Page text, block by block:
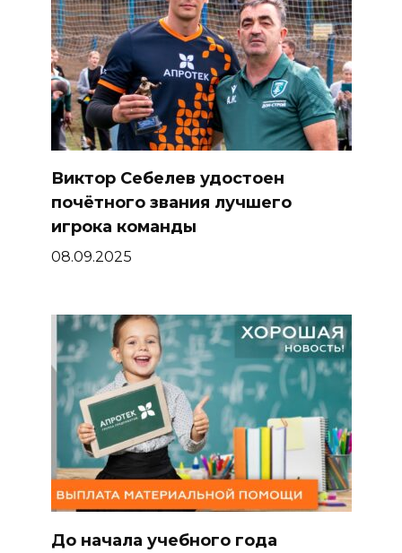
Виктор Себелев удостоен
почётного звания лучшего
игрока команды
08.09.2025
До начала учебного года